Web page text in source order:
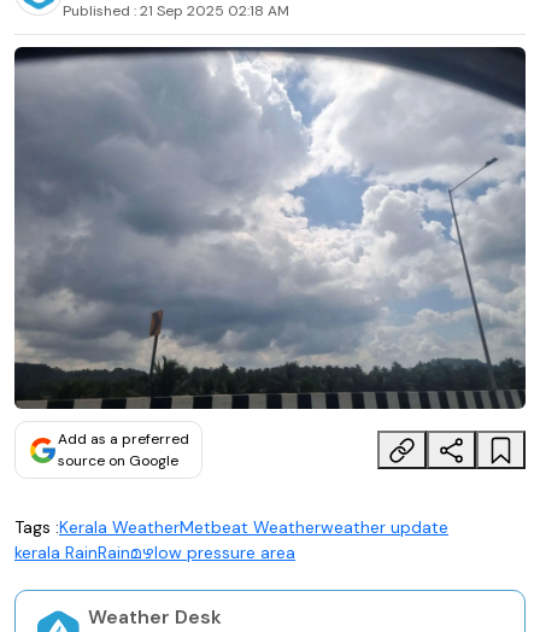
Published :21 Sep 2025 02:18 AM
Add as a preferred
source on Google
Tags :Kerala WeatherMetbeat Weatherweather update
kerala RainRainമഴlow pressure area
Weather Desk